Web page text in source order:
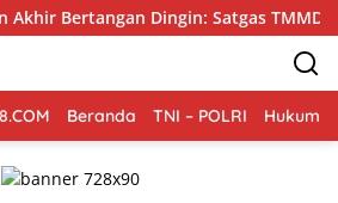
Satgas TMMD 129 Bojonegoro
Beranda TNI – POLRI Hukum